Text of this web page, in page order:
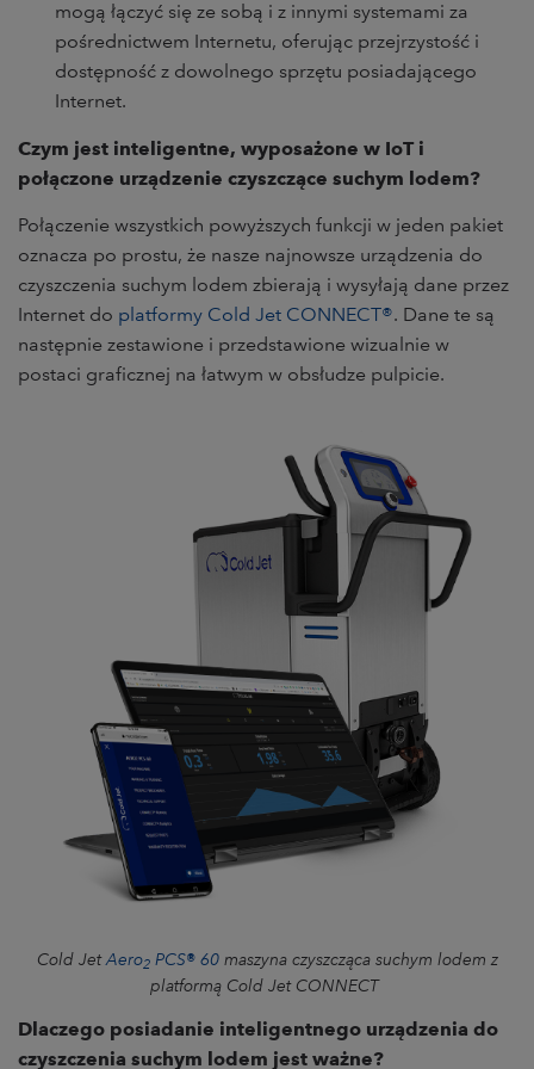
mogą łączyć się ze sobą i z innymi systemami za
pośrednictwem Internetu, oferując przejrzystość i
dostępność z dowolnego sprzętu posiadającego
Internet.
Czym jest inteligentne, wyposażone w IoT i
połączone urządzenie czyszczące suchym lodem?
Połączenie wszystkich powyższych funkcji w jeden pakiet
oznacza po prostu, że nasze najnowsze urządzenia do
czyszczenia suchym lodem zbierają i wysyłają dane przez
Internet do platformy Cold Jet CONNECT®. Dane te są
następnie zestawione i przedstawione wizualnie w
postaci graficznej na łatwym w obsłudze pulpicie.
Cold JetAero2PCS®60maszyna czyszcząca suchym lodem z
platformą Cold Jet CONNECT
Dlaczego posiadanie inteligentnego urządzenia do
czyszczenia suchym lodem jest ważne?